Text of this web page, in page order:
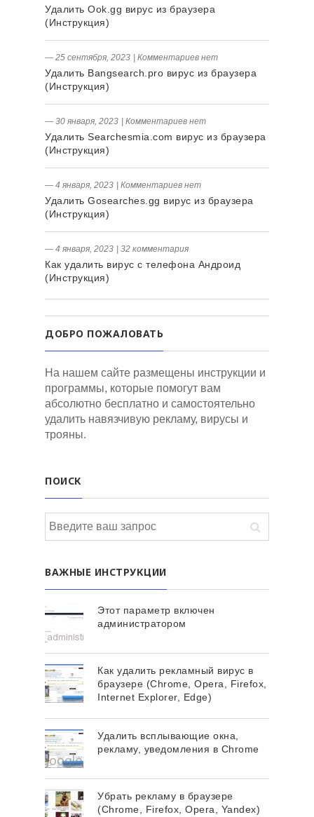
Удалить Ook.gg вирус из браузера
(Инструкция)
― 25 сентября, 2023 Комментариев нет
Удалить Bangsearch.pro вирус из браузера
(Инструкция)
― 30 января, 2023 Комментариев нет
Удалить Searchesmia.com вирус из браузера
(Инструкция)
― 4 января, 2023 Комментариев нет
Удалить Gosearches.gg вирус из браузера
(Инструкция)
― 4 января, 2023 32 комментария
Как удалить вирус с телефона Андроид
(Инструкция)
ДОБРО ПОЖАЛОВАТЬ
На нашем сайте размещены инструкции и
программы, которые помогут вам
абсолютно бесплатно и самостоятельно
удалить навязчивую рекламу, вирусы и
трояны.
ПОИСК
ВАЖНЫЕ ИНСТРУКЦИИ
Этот параметр включен
администратором
Как удалить рекламный вирус в
браузере (Chrome, Opera, Firefox,
Internet Explorer, Edge)
Удалить всплывающие окна,
рекламу, уведомления в Chrome
Убрать рекламу в браузере
(Chrome, Firefox, Opera, Yandex)